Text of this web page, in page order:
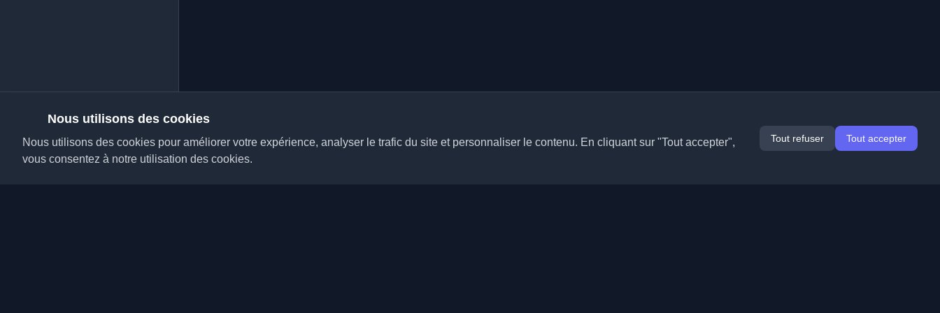
Nous utilisons des cookies
Nous utilisons des cookies pour améliorer votre expérience, analyser le trafic du site et personnaliser le contenu. En cliquant sur "Tout accepter",
vous consentez à notre utilisation des cookies.
Tout refuser Tout accepter